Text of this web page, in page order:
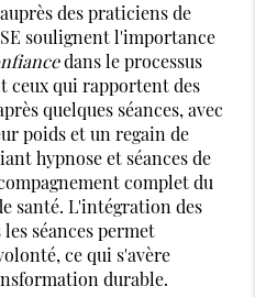
des praticiens de
soulignent l'importance
dans le processus
ceux qui rapportent des
quelques séances, avec
poids et un regain de
hypnose et séances de
complet du
santé. L'intégration des
séances permet
ce qui s'avère
durable.